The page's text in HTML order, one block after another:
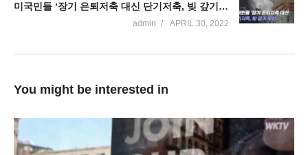
미국민들 ‘장기 은퇴저축 대신 단기저축, 빚 갚기 우선’
admin APRIL 30, 2022
You might be interested in